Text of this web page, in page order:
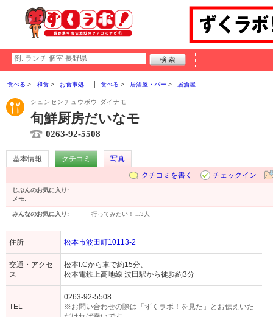
食べる 和食 お食事処 食べる 居酒屋・バー 居酒屋
シュンセンチュウボウ ダイナモ
旬鮮厨房だいなモ
0263-92-5508
基本情報 クチコミ
写真
クチコミを書く
チェックイン
じぶんのお気に入り:
メモ:
みんなのお気に入り: 行ってみたい！… 3人
住所 松本市波田町10113-2
交通・アクセ
ス
松本I.Cから車で約15分、
松本電鉄上高地線 波田駅から徒歩約3分
TEL
0263-92-5508
※お問い合わせの際は「ずくラボ！を見た」とお伝えいた